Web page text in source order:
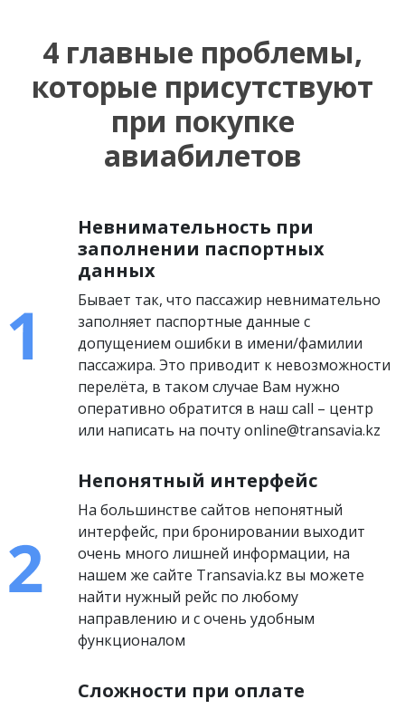
4 главные проблемы,
которые присутствуют
при покупке
авиабилетов
Невнимательность при
заполнении паспортных
данных
Бывает так, что пассажир невнимательно
заполняет паспортные данные с
допущением ошибки в имени/фамилии
пассажира. Это приводит к невозможности
перелёта, в таком случае Вам нужно
оперативно обратится в наш call – центр
или написать на почту online@transavia.kz
Непонятный интерфейс
На большинстве сайтов непонятный
интерфейс, при бронировании выходит
очень много лишней информации, на
нашем же сайте Transavia.kz вы можете
найти нужный рейс по любому
направлению и с очень удобным
функционалом
Сложности при оплате